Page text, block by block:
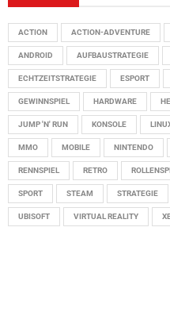
ACTION ACTION-ADVENTURE
ANDROID AUFBAUSTRATEGIE
ECHTZEITSTRATEGIE ESPORT
GEWINNSPIEL HARDWARE
JUMP 'N' RUN KONSOLE
MMO MOBILE NINTENDO
RENNSPIEL RETRO
SPORT STEAM STRATEGIE
UBISOFT VIRTUAL REALITY